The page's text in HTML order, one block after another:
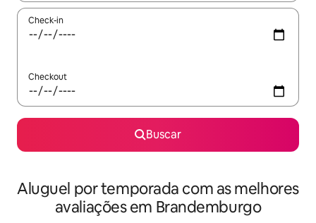
Check-in
Checkout
Buscar
Aluguel por temporada com as melhores
avaliações em Brandemburgo